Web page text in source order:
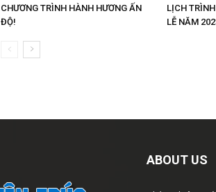
CHƯƠNG TRÌNH HÀNH HƯƠNG ẤN
ĐỘ!
LỊCH
LỄ NĂM
ABOUT US